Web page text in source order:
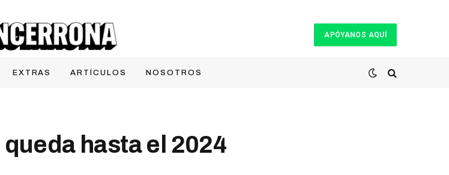
APÓYANOS AQUÍ
EXTRAS ARTÍCULOS NOSOTROS
hasta el 2024